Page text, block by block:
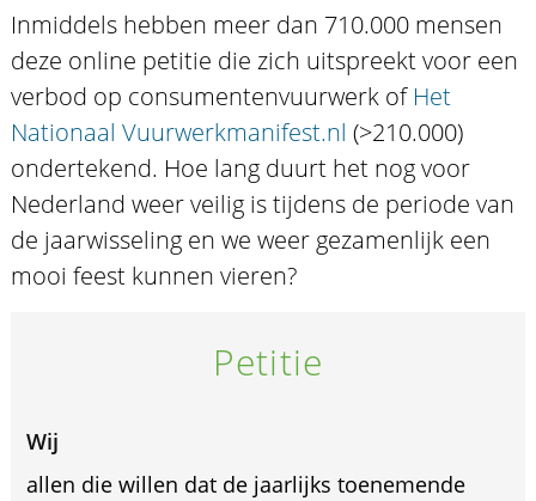
Inmiddels hebben meer dan 710.000 mensen
deze online petitie die zich uitspreekt voor een
verbod op consumentenvuurwerk of Het
Nationaal Vuurwerkmanifest.nl (>210.000)
ondertekend. Hoe lang duurt het nog voor
Nederland weer veilig is tijdens de periode van
de jaarwisseling en we weer gezamenlijk een
mooi feest kunnen vieren?
Petitie
Wij
allen die willen dat de jaarlijks toenemende